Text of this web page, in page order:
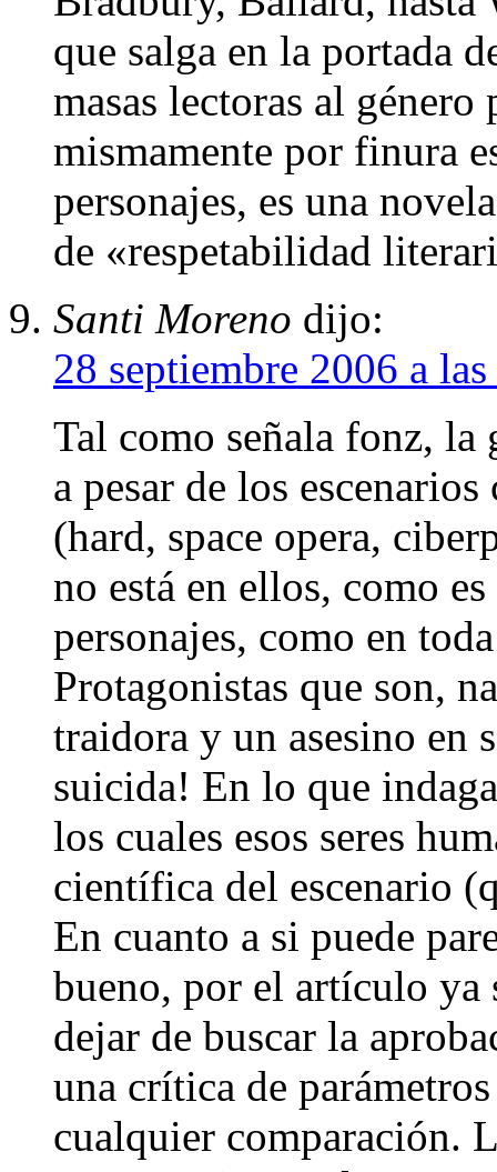
que salga en la portada
masas lectoras al
mismamente por finura
personajes, es una
de «respetabilidad
Santi Moreno dijo:
28 septiembre 2006 a
Tal como señala fonz, la
a pesar de los
(hard, space opera,
no está en ellos, como
personajes, como en
Protagonistas que son,
traidora y un asesino en
suicida! En lo que
los cuales esos seres
científica del escenario
En cuanto a si puede
bueno, por el artículo ya
dejar de buscar la
una crítica de
cualquier comparación.